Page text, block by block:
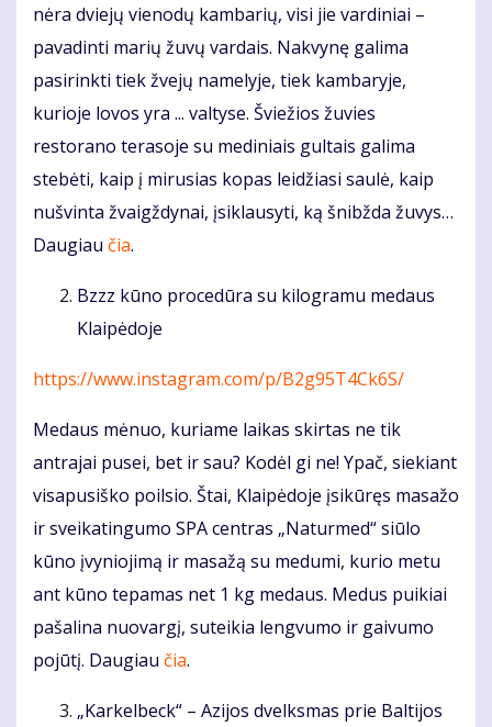
nėra dviejų vienodų kambarių, visi jie vardiniai –
pavadinti marių žuvų vardais. Nakvynę galima
pasirinkti tiek žvejų namelyje, tiek kambaryje,
kurioje lovos yra ... valtyse. Šviežios žuvies
restorano terasoje su mediniais gultais galima
stebėti, kaip į mirusias kopas leidžiasi saulė, kaip
nušvinta žvaigždynai, įsiklausyti, ką šnibžda žuvys…
Daugiau čia.
Bzzz kūno procedūra su kilogramu medaus
Klaipėdoje
https://www.instagram.com/p/B2g95T4Ck6S/
Medaus mėnuo, kuriame laikas skirtas ne tik
antrajai pusei, bet ir sau? Kodėl gi ne! Ypač, siekiant
visapusiško poilsio. Štai, Klaipėdoje įsikūręs masažo
ir sveikatingumo SPA centras „Naturmed“ siūlo
kūno įvyniojimą ir masažą su medumi, kurio metu
ant kūno tepamas net 1 kg medaus. Medus puikiai
pašalina nuovargį, suteikia lengvumo ir gaivumo
pojūtį. Daugiau čia.
„Karkelbeck“ – Azijos dvelksmas prie Baltijos